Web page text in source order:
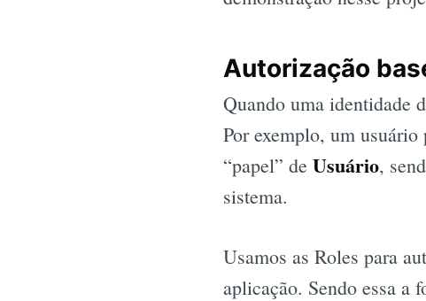
Autorização
Quando uma identidade
Por exemplo, um usuário
“papel” de Usuário,
sistema.
Usamos as Roles para
aplicação. Sendo essa a